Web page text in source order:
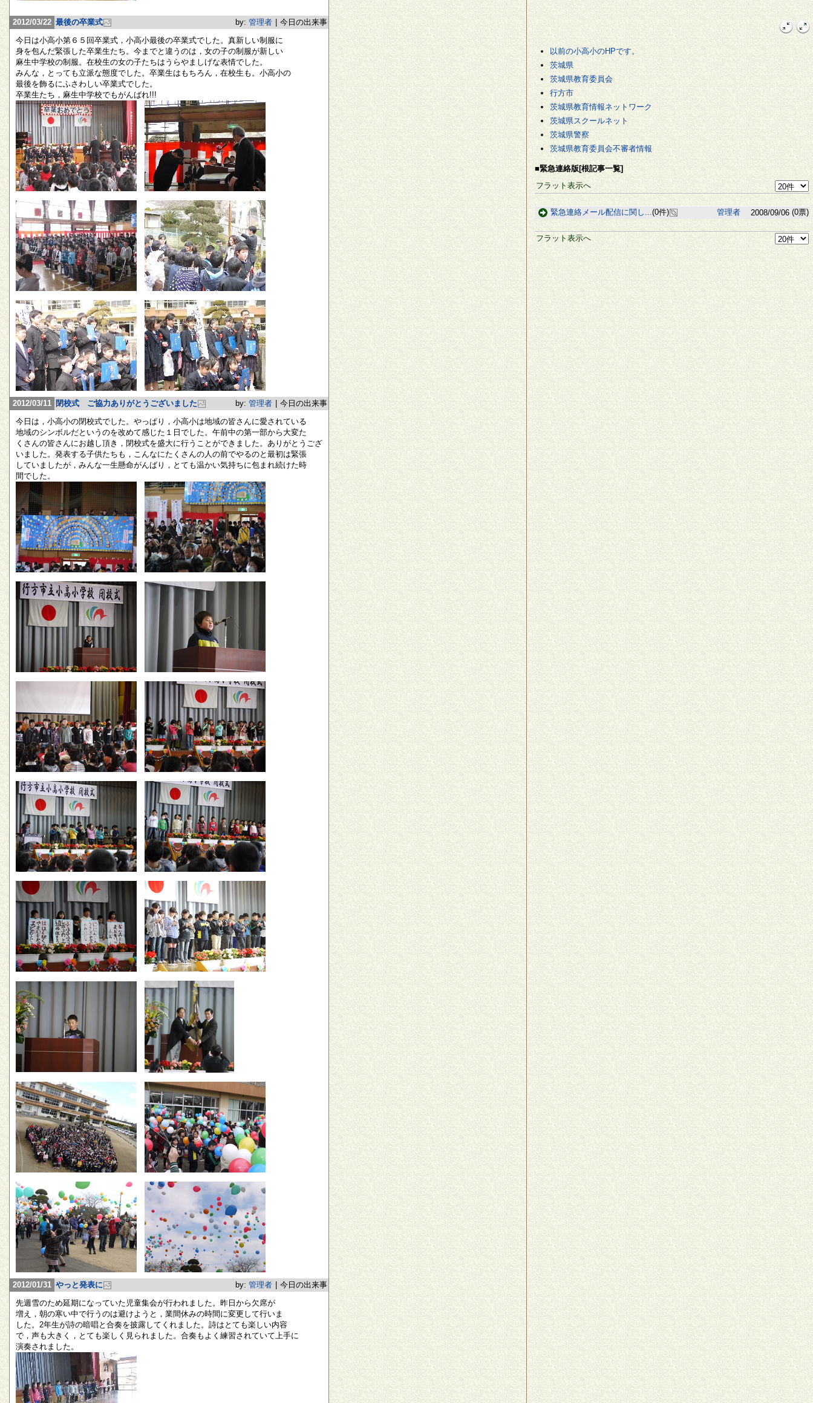
2012/03/22 最後の卒業式 by: 管理者
今日の出来事
今日は小高小第６５回卒業式，小高小最後の卒業式でした。真新しい制服に
身を包んだ緊張した卒業生たち。今までと違うのは，女の子の制服が新しい
麻生中学校の制服。在校生の女の子たちはうらやましげな表情でした。
みんな，とっても立派な態度でした。卒業生はもちろん，在校生も。小高小の
最後を飾るにふさわしい卒業式でした。
卒業生たち，麻生中学校でもがんばれ!!!
2012/03/11 閉校式 ご協力ありがとうございました by: 管理者
今日の出来事
今日は，小高小の閉校式でした。やっぱり，小高小は地域の皆さんに愛されている
地域のシンボルだというのを改めて感じた１日でした。午前中の第一部から大変た
くさんの皆さんにお越し頂き，閉校式を盛大に行うことができました。ありがとうござ
いました。発表する子供たちも，こんなにたくさんの人の前でやるのと最初は緊張
していましたが，みんな一生懸命がんばり，とても温かい気持ちに包まれ続けた時
間でした。
2012/01/31 やっと発表に by: 管理者
今日の出来事
先週雪のため延期になっていた児童集会が行われました。昨日から欠席が
増え，朝の寒い中で行うのは避けようと，業間休みの時間に変更して行いま
した。2年生が詩の暗唱と合奏を披露してくれました。詩はとても楽しい内容
で，声も大きく，とても楽しく見られました。合奏もよく練習されていて上手に
演奏されました。
以前の小高小のHPです。
茨城県
茨城県教育委員会
行方市
茨城県教育情報ネットワーク
茨城県スクールネット
茨城県警察
茨城県教育委員会不審者情報
■緊急連絡版[根記事一覧]
フラット表示へ
緊急連絡メール配信に関し...(0件) 管理者 2008/09/06 (0票)
フラット表示へ